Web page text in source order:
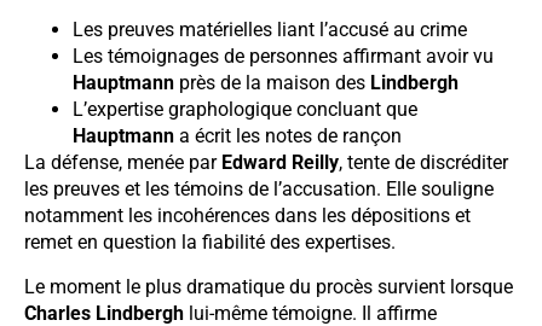
Les preuves matérielles liant l’accusé au crime
Les témoignages de personnes affirmant avoir vu
Hauptmann près de la maison des Lindbergh
L’expertise graphologique concluant que
Hauptmann a écrit les notes de rançon
La défense, menée par Edward Reilly, tente de discréditer
les preuves et les témoins de l’accusation. Elle souligne
notamment les incohérences dans les dépositions et
remet en question la fiabilité des expertises.
Le moment le plus dramatique du procès survient lorsque
Charles Lindbergh lui-même témoigne. Il affirme